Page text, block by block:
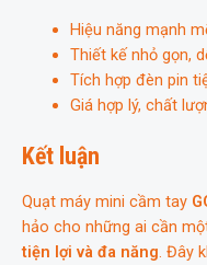
Hiệu năng mạnh
Thiết kế nhỏ gọn,
Tích hợp đèn pin
Giá hợp lý, chất
Kết luận
Quạt máy mini cầm tay
hảo cho những ai cần
tiện lợi và đa năng. Đây